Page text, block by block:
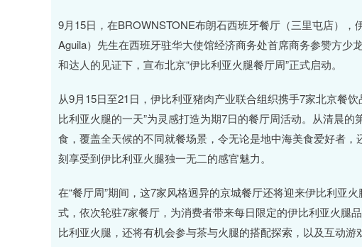
9月15日，在BROWNSTONE布朗石西班牙餐厅（三里屯店）
Aguila）先生在西班牙驻华大使馆经济商务处首席商务参赞方少
和达人的见证下，宣布北京“伊比利亚火腿餐厅周”正式启动。
从9月15日至21日，伊比利亚猪肉产业联合组织携手7家北京餐
比利亚火腿的一天”为灵感打造为期7日的餐厅周活动。从清晨
食，覆盖全天候的不同就餐场景，令无论是地中海美食爱好者
刻享受到伊比利亚火腿独一无二的感官魅力。
在“餐厅周”期间，这7家风格迥异的京城餐厅还将迎来伊比利亚
式，依次轮驻7家餐厅，为消费者带来每日限定的伊比利亚火腿
比利亚火腿，还将有机会参与茶与火腿的搭配探索，以及互动游